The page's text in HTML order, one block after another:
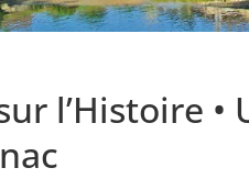
l’Histoire